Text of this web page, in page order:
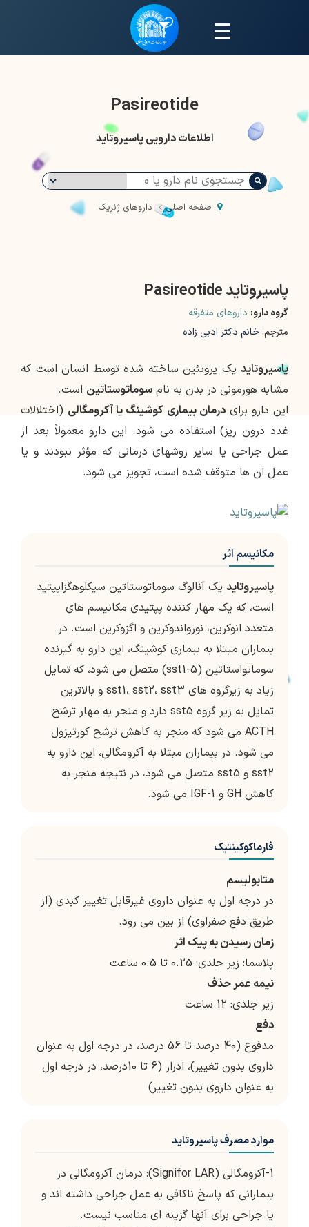
☰
Pasireotide
اطلاعات دارویی پاسیروتاید
صفحه اصلی داروهای ژنریک
پاسیروتاید Pasireotide
گروه دارو: داروهای متفرقه
مترجم: خانم دکتر ادبی زاده
پاسیروتاید یک پروتئین ساخته شده توسط انسان است که
مشابه هورمونی در بدن به نام سوماتوستاتین است.
این دارو برایدرمان بیماری کوشینگ یا آکرومگالی (اختلالات
غدد درون ریز) استفاده می شود. این دارو معمولاً بعد از
عمل جراحی یا سایر روشهای درمانی که مؤثر نبودند و یا
عمل ان ها متوقف شده است، تجویز می شود.
مکانیسم اثر
پاسیروتاید یک آنالوگ سوماتوستاتین سیکلوهگزاپپتید
است، که یک مهار کننده پپتیدی مکانیسم های
متعدد انوکرین، نورواندوکرین و اگزوکرین است. در
بیماران مبتلا به بیماری کوشینگ، این دارو به گیرنده
سوماتواستاتین (sst1-5) متصل می شود، که تمایل
زیاد به زیرگروه های sst1، sst2، sst3 و بالاترین
تمایل به زیر گروه sst5 دارد و منجر به مهار ترشح
ACTH می شود که منجر به کاهش ترشح کورتیزول
می شود. در بیماران مبتلا به آکرومگالی، این دارو به
sst2 و sst5 متصل می شود، در نتیجه منجر به
کاهش GH و IGF-1 می شود.
فارماکوکینتیک
متابولیسم
در درجه اول به عنوان داروی غیرقابل تغییر کبدی (از
طریق دفع صفراوی) از بین می رود.
زمان رسیدن به پیک اثر
پلاسما: زیر جلدی: 0.25 تا 0.5 ساعت
نیمه عمر حذف
زیر جلدی: 12 ساعت
دفع
مدفوع (40 درصد تا 56 درصد، در درجه اول به عنوان
داروی بدون تغییر)، ادرار (6 تا 10درصد، در درجه اول
به عنوان داروی بدون تغییر)
موارد مصرف پاسیروتاید
1-آکرومگالی (Signifor LAR): درمان آکرومگالی در
بیمارانی که پاسخ ناکافی به عمل جراحی داشته اند و
یا جراحی برای آنها گزینه ای مناسب نیست.